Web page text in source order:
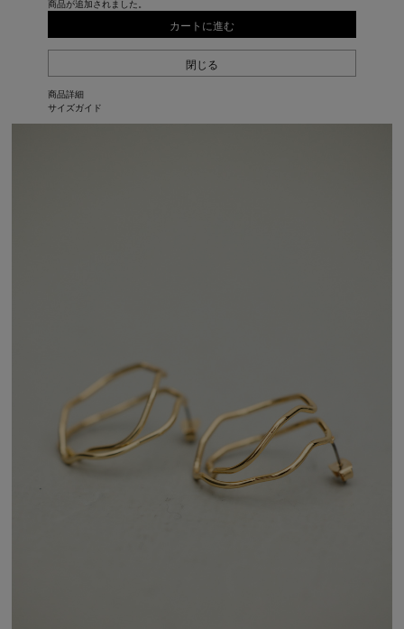
商品が追加されました。
カートに進む
閉じる
商品詳細
サイズガイド